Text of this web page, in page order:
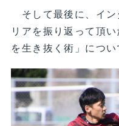
そして最後に、イン
リアを振り返って頂
を生き抜く術」につい